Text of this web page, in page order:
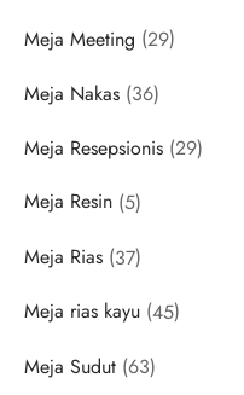
Meja Meeting 2929
Meja Nakas 3636
Meja Resepsionis 2929
Meja Resin 55
Meja Rias 3737
Meja rias kayu 4545
Meja Sudut 6363